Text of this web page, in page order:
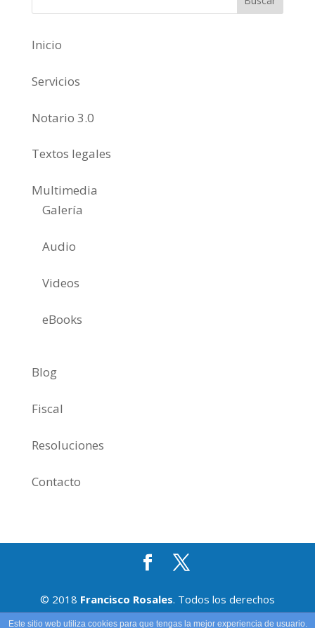
Inicio
Servicios
Notario 3.0
Textos legales
Multimedia
Galería
Audio
Videos
eBooks
Blog
Fiscal
Resoluciones
Contacto
© 2018 Francisco Rosales. Todos los derechos
reservados.Aviso legal |Privacidad|Cookies .
Este sitio web utiliza cookies para que tengas la mejor experiencia de usuario.